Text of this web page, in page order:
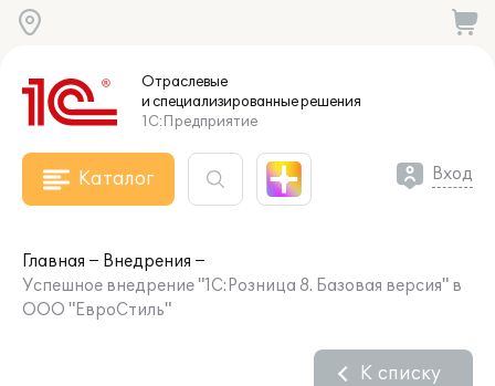
Отраслевые
и специализированныерешения
1С:Предприятие
Каталог Вход
Главная
Внедрения
Успешное внедрение "1С:Розница 8. Базовая версия" в
ООО "ЕвроСтиль"
К списку